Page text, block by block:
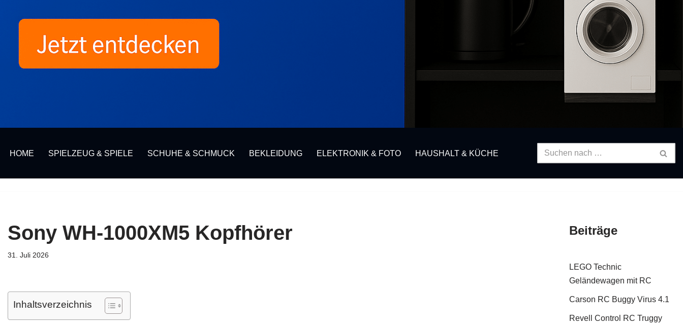
HOME SPIELZEUG & SPIELE SCHUHE & SCHMUCK BEKLEIDUNG ELEKTRONIK & FOTO HAUSHALT & KÜCHE
Sony WH-1000XM5 Kopfhörer
31. Juli 2026
Inhaltsverzeichnis
Beiträge
LEGO Technic
Geländewagen mit RC
Carson RC Buggy Virus 4.1
Revell Control RC Truggy